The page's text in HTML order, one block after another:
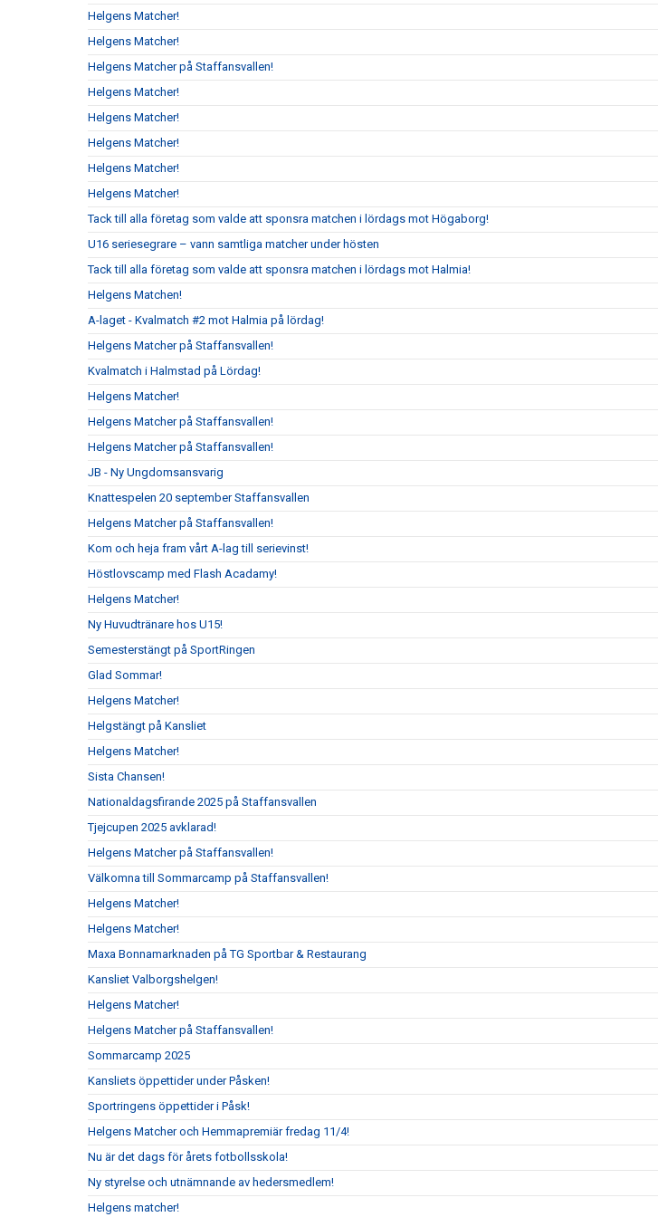
Helgens Matcher!
Helgens Matcher!
Helgens Matcher på Staffansvallen!
Helgens Matcher!
Helgens Matcher!
Helgens Matcher!
Helgens Matcher!
Helgens Matcher!
Tack till alla företag som valde att sponsra matchen i lördags mot Högaborg!
U16 seriesegrare – vann samtliga matcher under hösten
Tack till alla företag som valde att sponsra matchen i lördags mot Halmia!
Helgens Matchen!
A-laget - Kvalmatch #2 mot Halmia på lördag!
Helgens Matcher på Staffansvallen!
Kvalmatch i Halmstad på Lördag!
Helgens Matcher!
Helgens Matcher på Staffansvallen!
Helgens Matcher på Staffansvallen!
JB - Ny Ungdomsansvarig
Knattespelen 20 september Staffansvallen
Helgens Matcher på Staffansvallen!
Kom och heja fram vårt A-lag till serievinst!
Höstlovscamp med Flash Acadamy!
Helgens Matcher!
Ny Huvudtränare hos U15!
Semesterstängt på SportRingen
Glad Sommar!
Helgens Matcher!
Helgstängt på Kansliet
Helgens Matcher!
Sista Chansen!
Nationaldagsfirande 2025 på Staffansvallen
Tjejcupen 2025 avklarad!
Helgens Matcher på Staffansvallen!
Välkomna till Sommarcamp på Staffansvallen!
Helgens Matcher!
Helgens Matcher!
Maxa Bonnamarknaden på TG Sportbar & Restaurang
Kansliet Valborgshelgen!
Helgens Matcher!
Helgens Matcher på Staffansvallen!
Sommarcamp 2025
Kansliets öppettider under Påsken!
Sportringens öppettider i Påsk!
Helgens Matcher och Hemmapremiär fredag 11/4!
Nu är det dags för årets fotbollsskola!
Ny styrelse och utnämnande av hedersmedlem!
Helgens matcher!